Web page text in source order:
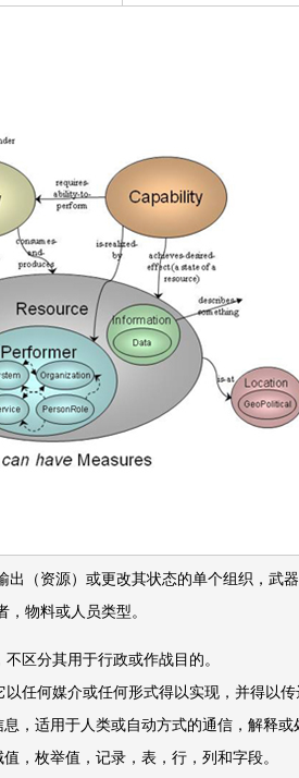
（资源）或更改其状态的单个组织，武器
物料或人员类型。
区分其用于行政或作战目的。
任何媒介或任何形式得以实现，并得以传
，适用于人类或自动方式的通信，解释
，枚举值，记录，表，行，列和字段。